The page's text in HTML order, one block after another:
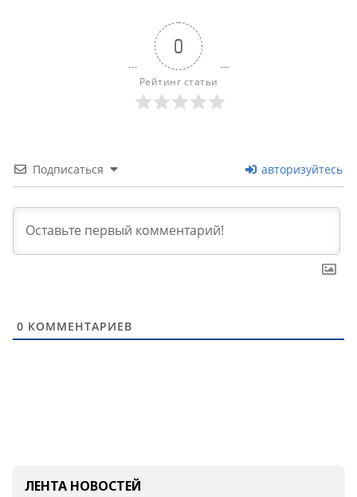
0
Рейтинг статьи
Подписаться авторизуйтесь
0 КОММЕНТАРИЕВ
ЛЕНТА НОВОСТЕЙ